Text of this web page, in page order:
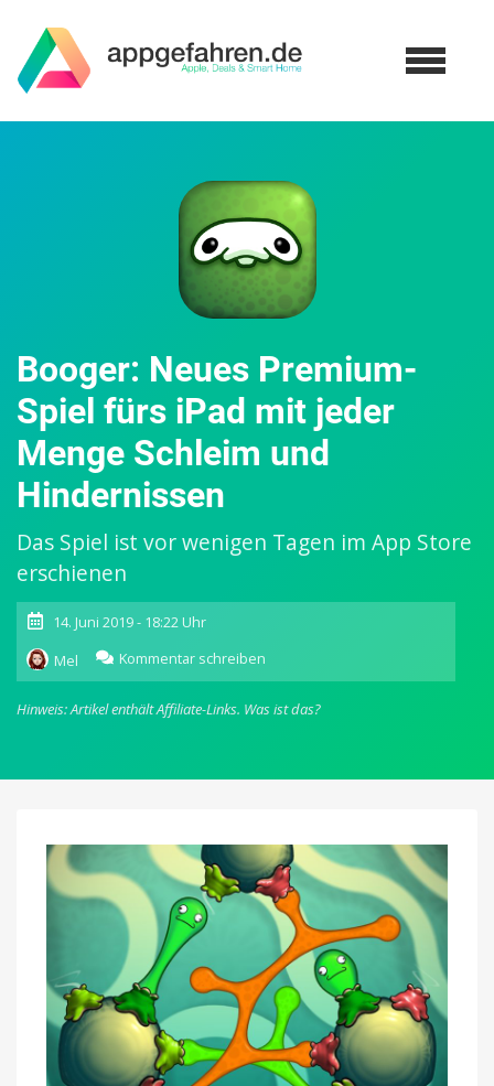
Booger: Neues Premium-
Spiel fürs iPad mit jeder
Menge Schleim und
Hindernissen
Das Spiel ist vor wenigen Tagen im App Store
erschienen
14. Juni 2019 - 18:22 Uhr
Mel
Kommentar schreiben
Booger:
Neues
Premium-
iPad
Menge
Schleim
und
Hindernissen
Hinweis: Artikel enthält Affiliate-Links. Was ist das?